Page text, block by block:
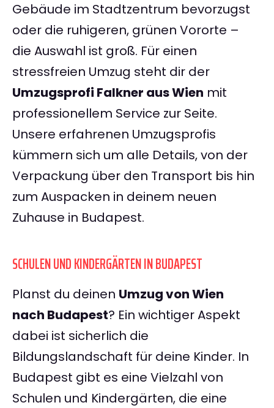
Gebäude im Stadtzentrum bevorzugst
oder die ruhigeren, grünen Vororte –
die Auswahl ist groß. Für einen
stressfreien Umzug steht dir der
Umzugsprofi Falkner aus Wien mit
professionellem Service zur Seite.
Unsere erfahrenen Umzugsprofis
kümmern sich um alle Details, von der
Verpackung über den Transport bis hin
zum Auspacken in deinem neuen
Zuhause in Budapest.
SCHULEN UND KINDERGÄRTEN IN BUDAPEST
Planst du deinen Umzug von Wien
nach Budapest? Ein wichtiger Aspekt
dabei ist sicherlich die
Bildungslandschaft für deine Kinder. In
Budapest gibt es eine Vielzahl von
Schulen und Kindergärten, die eine